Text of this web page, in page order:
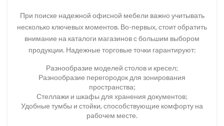
При поиске надежной офисной мебели важно учитывать
несколько ключевых моментов. Во-первых, стоит обратить
внимание на каталоги магазинов с большим выбором
продукции. Надежные торговые точки гарантируют:
Разнообразие моделей столов и кресел;
Разнообразие перегородок для зонирования
пространства;
Стеллажи и шкафы для хранения документов;
Удобные тумбы и стойки, способствующие комфорту на
рабочем месте.